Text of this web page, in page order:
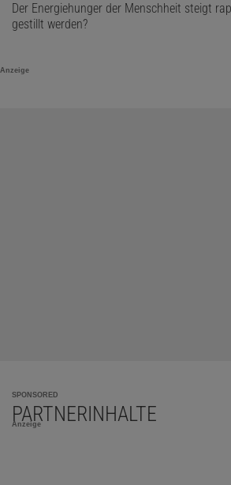
Der Energiehunger der Menschheit steigt
gestillt werden?
Anzeige
SPONSORED
PARTNERINHALTE
Anzeige